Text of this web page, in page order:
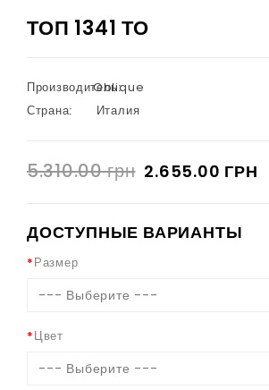
ТОП 1341 ТО
Производитель:
Oblique
Страна:
Италия
5.310.00 грн 2.655.00 ГРН
ДОСТУПНЫЕ ВАРИАНТЫ
Размер
--- Выберите ---
Цвет
--- Выберите ---